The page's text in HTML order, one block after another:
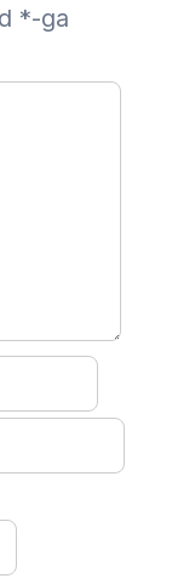
*-ga